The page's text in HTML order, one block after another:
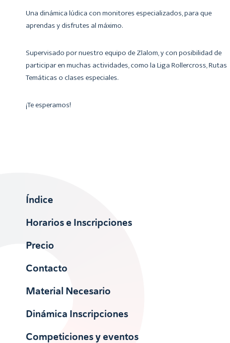
Una dinámica lúdica con monitores especializados, para que
aprendas y disfrutes al máximo.
Supervisado por nuestro equipo de Zlalom, y con posibilidad de
participar en muchas actividades, como la Liga Rollercross, Rutas
Temáticas o clases especiales.
¡Te esperamos!
Índice
Horarios e Inscripciones
Precio
Contacto
Material Necesario
Dinámica Inscripciones
Competiciones y eventos